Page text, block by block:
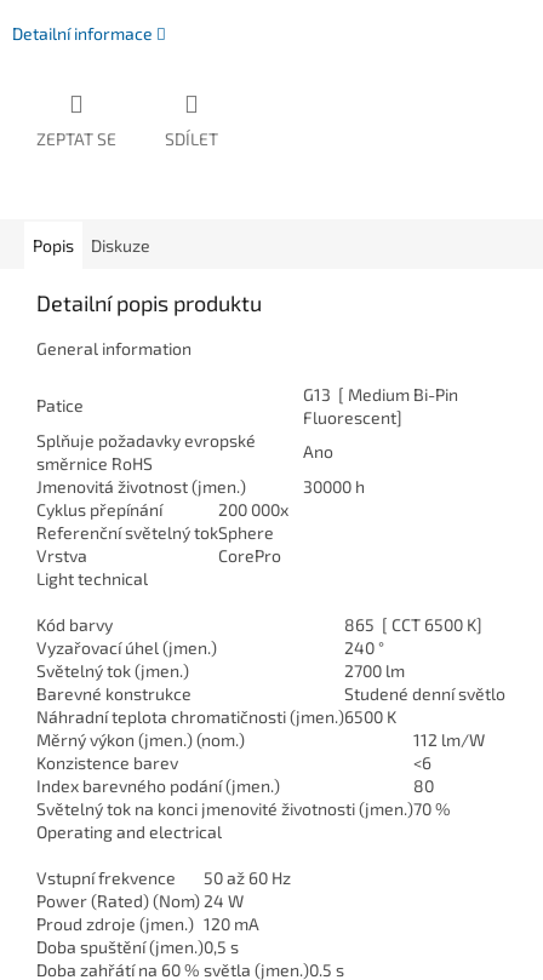
Detailní informace
ZEPTAT SE SDÍLET
Popis Diskuze
Detailní popis produktu
General information
Patice
G13 [ Medium Bi-Pin
Fluorescent]
Splňuje požadavky evropské
směrnice RoHS
Ano
Jmenovitá životnost (jmen.)
30000 h
Cyklus přepínání
200 000x
Referenční světelný tokSphere
Vrstva
CorePro
Light technical
Kód barvy
865 [ CCT 6500 K]
Vyzařovací úhel (jmen.)
240 °
Světelný tok (jmen.)
2700 lm
Barevné konstrukce
Studené denní světlo
Náhradní teplota chromatičnosti (jmen.)6500 K
Měrný výkon (jmen.) (nom.)
112 lm/W
Konzistence barev
<6
Index barevného podání (jmen.)
80
Světelný tok na konci jmenovité životnosti (jmen.)70 %
Operating and electrical
Vstupní frekvence
50 až 60 Hz
Power (Rated) (Nom) 24 W
Proud zdroje (jmen.) 120 mA
Doba spuštění (jmen.)0,5 s
Doba zahřátí na 60 % světla (jmen.)0.5 s